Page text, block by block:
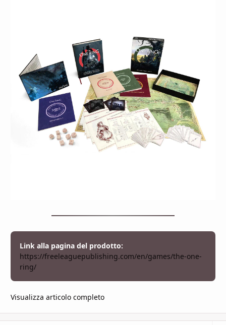
Link alla pagina del prodotto:
https://freeleaguepublishing.com/en/games/the-one-
ring/
Visualizza articolo completo